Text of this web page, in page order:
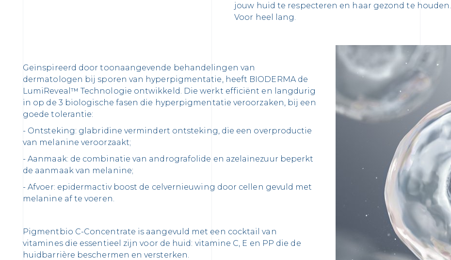
jouw huid te respecteren en haar gezond te houden.
Voor heel lang.
Geïnspireerd door toonaangevende behandelingen van
dermatologen bij sporen van hyperpigmentatie, heeft BIODERMA de
LumiReveal™ Technologie ontwikkeld. Die werkt efficiënt en langdurig
in op de 3 biologische fasen die hyperpigmentatie veroorzaken, bij een
goede tolerantie:
- Ontsteking: glabridine vermindert ontsteking, die een overproductie
van melanine veroorzaakt;
- Aanmaak: de combinatie van andrografolide en azelaïnezuur beperkt
de aanmaak van melanine;
- Afvoer: epidermactiv boost de celvernieuwing door cellen gevuld met
melanine af te voeren.
Pigmentbio C-Concentrate is aangevuld met een cocktail van
vitamines die essentieel zijn voor de huid: vitamine C, E en PP die de
huidbarrière beschermen en versterken.